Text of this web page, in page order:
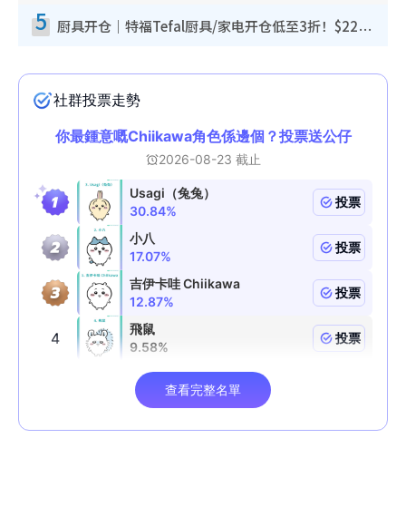
5 厨具开仓｜特福Tefal厨具/家电开仓低至3折！$220起买平底锅/炒锅/汤锅！电饭煲/吸尘器/挂烫机$418起